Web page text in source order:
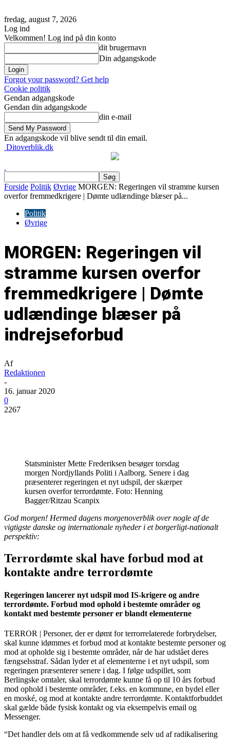
fredag, august 7, 2026
Log ind
Velkommen! Log ind på din konto
dit brugernavn
Din adgangskode
Forgot your password? Get help
Cookie politik
Gendan adgangskode
Gendan din adgangskode
din e-mail
En adgangskode vil blive sendt til din email.
Ditoverblik.dk
Forside Politik Øvrige MORGEN: Regeringen vil stramme kursen
overfor fremmedkrigere | Dømte udlændinge blæser på...
Politik
Øvrige
MORGEN: Regeringen vil
stramme kursen overfor
fremmedkrigere | Dømte
udlændinge blæser på
indrejseforbud
Af
Redaktionen
-
16. januar 2020
0
2267
Statsminister Mette Frederiksen besøger torsdag
morgen Nordjyllands Politi i Aalborg. Senere i dag
præsenterer regeringen et nyt udspil, der skærper
kursen overfor terrordømte. Foto: Henning
Bagger/Ritzau Scanpix
God morgen! Hermed dagens morgenoverblik over nogle af de
vigtigste danske og internationale nyheder i et borgerligt-nationalt
perspektiv:
Terrordømte skal have forbud mod at
kontakte andre terrordømte
Regeringen lancerer nyt udspil mod IS-krigere og andre
terrordømte. Forbud mod ophold i bestemte områder og
kontakt med bestemte personer er blandt elementerne
TERROR | Personer, der er dømt for terrorrelaterede forbrydelser,
skal kunne idømmes et forbud mod at kontakte bestemte personer og
mod at opholde sig i bestemte områder, når de har udstået deres
fængselsstraf. Sådan lyder et af elementerne i et nyt udspil, som
regeringen præsenterer senere i dag. I følge udspillet, som
Berlingske omtaler, skal terrordømte kunne få op til 10 års forbud
mod ophold i bestemte områder, f.eks. en kommune, en bydel eller
en moské, og mod at kontakte andre terrordømte. Kontaktforbuddet
skal gælde både fysisk kontakt og via eksempelvis email og
Messenger.
“Det handler dels om at få vedkommende selv ud af radikalisering